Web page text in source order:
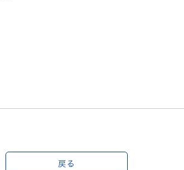
戻る